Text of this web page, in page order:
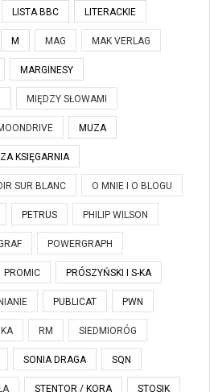
LISTA BBC LITERACKIE
M MAG MAK VERLAG
MARGINESY
MIĘDZY SŁOWAMI
MUZA
KSIĘGARNIA
SUR BLANC O MNIE I O BLOGU
PETRUS PHILIP WILSON
POWERGRAPH
PROMIC PRÓSZYŃSKI I S-KA
PUBLICAT PWN
RM SIEDMIORÓG
SONIA DRAGA SQN
STENTOR / KORA STOSIK